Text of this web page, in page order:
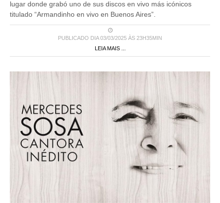
lugar donde grabó uno de sus discos en vivo más icónicos
titulado “Armandinho en vivo en Buenos Aires”.
PUBLICADO DIA 03/03/2025 ÀS 23H35MIN
LEIA MAIS ...